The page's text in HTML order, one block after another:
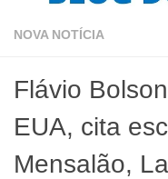
NOVA NOTÍCIA
Flávio
EUA, cita
Mensalão,